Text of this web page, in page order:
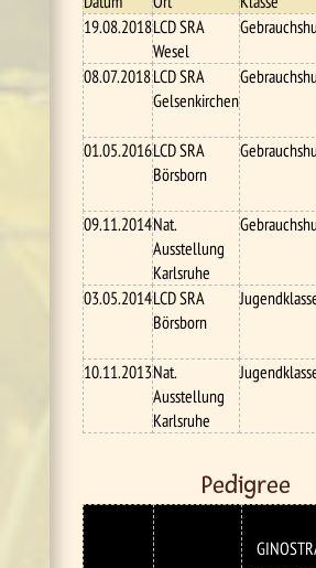
19.08.2018LCD SRA
Wesel
08.07.2018LCD SRA
Gelsenkirchen
01.05.2016LCD SRA
Börsborn
09.11.2014Nat.
Ausstellung
Karlsruhe
03.05.2014LCD SRA
Börsborn
10.11.2013Nat.
Ausstellung
Karlsruhe
Pedigree